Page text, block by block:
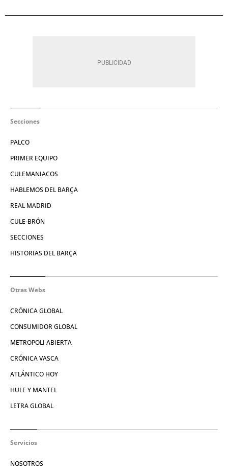
Secciones
PALCO
PRIMER EQUIPO
CULEMANIACOS
HABLEMOS DEL BARÇA
REAL MADRID
CULE-BRÓN
SECCIONES
HISTORIAS DEL BARÇA
Otras Webs
CRÓNICA GLOBAL
CONSUMIDOR GLOBAL
METROPOLI ABIERTA
CRÓNICA VASCA
ATLÁNTICO HOY
HULE Y MANTEL
LETRA GLOBAL
Servicios
NOSOTROS